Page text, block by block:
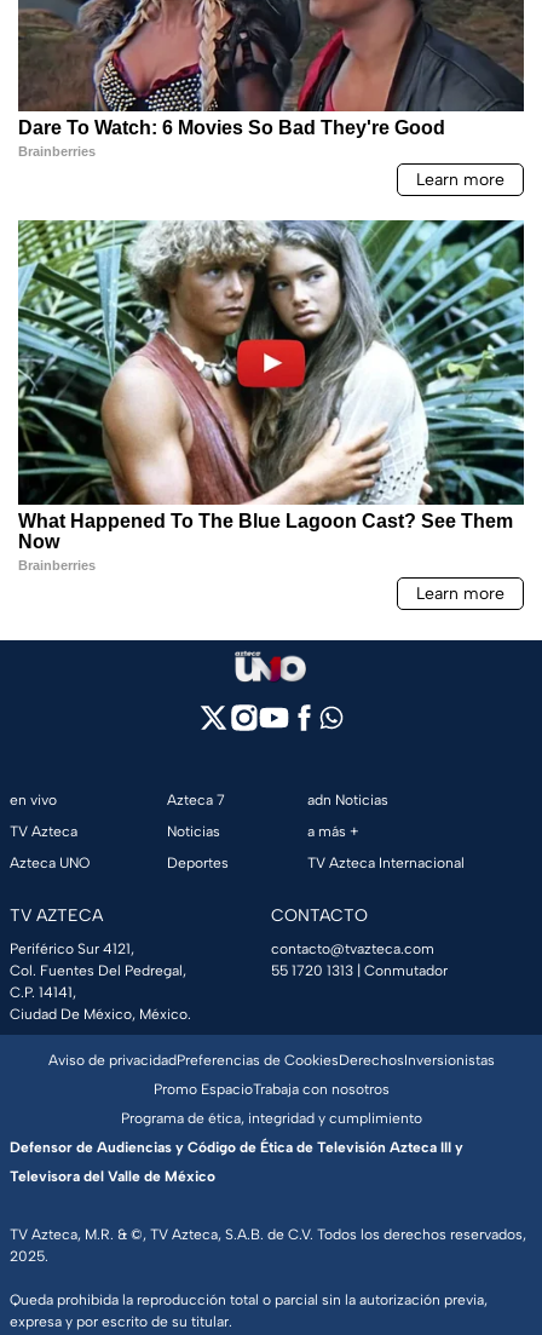
en vivo
TV Azteca
Azteca UNO
Azteca 7
Noticias
Deportes
adn Noticias
a más +
TV Azteca Internacional
TV AZTECA
Periférico Sur 4121,
Col. Fuentes Del Pedregal,
C.P. 14141,
Ciudad De México, México.
CONTACTO
contacto@tvazteca.com
55 1720 1313 | Conmutador
TV Azteca, M.R. & ©, TV Azteca, S.A.B. de C.V. Todos los derechos reservados,
2025.
Queda prohibida la reproducción total o parcial sin la autorización previa,
expresa y por escrito de su titular.
Aviso de privacidadPreferencias de CookiesDerechosInversionistas
Promo EspacioTrabaja con nosotros
Programa de ética, integridad y cumplimiento
Defensor de Audiencias y Código de Ética de Televisión Azteca III y
Televisora del Valle de México